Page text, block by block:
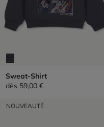
Sweat-Shirt
dès 59,00 €
NOUVEAUTÉ